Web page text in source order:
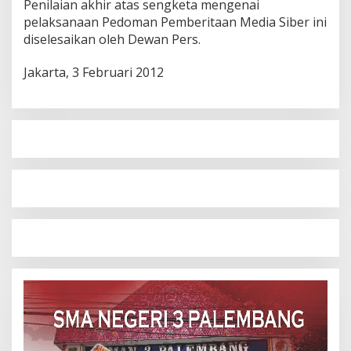
Penilaian akhir atas sengketa mengenai
pelaksanaan Pedoman Pemberitaan Media Siber ini
diselesaikan oleh Dewan Pers.
Jakarta, 3 Februari 2012